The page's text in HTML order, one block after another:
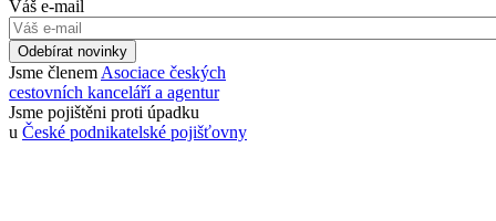
Váš e-mail
Odebírat novinky
Jsme členem Asociace českých
cestovních kanceláří a agentur
Jsme pojištěni proti úpadku
u České podnikatelské pojišťovny